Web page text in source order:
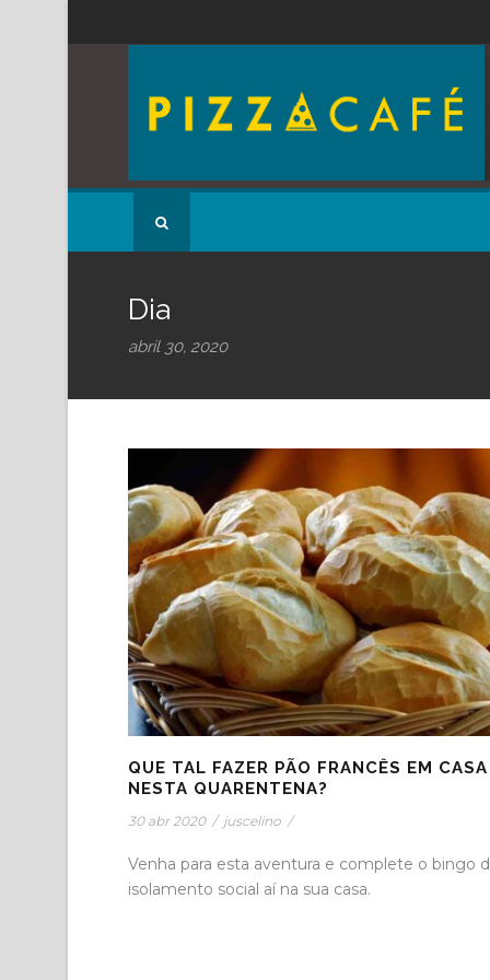
Dia
abril 30, 2020
QUE TAL FAZER PÃO FRANCÊS EM CASA
NESTA QUARENTENA?
30 abr 2020 / juscelino /
Venha para esta aventura e complete o bingo
isolamento social aí na sua casa.